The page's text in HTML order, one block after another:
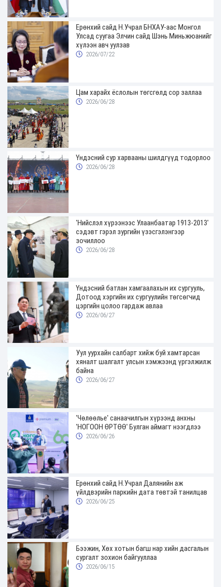
Ерөнхий сайд Н.Учрал БНХАУ-аас Монгол
Улсад суугаа Элчин сайд Шэнь Миньжюанийг
хүлээн авч уулзав
2026/07/22
Цам харайх ёслолын төгсгөлд сор заллаа
2026/06/28
Үндэсний сур харвааны шилдгүүд тодорлоо
2026/06/28
'Нийслэл хүрээнээс Улаанбаатар 1913-2013'
сэдэвт гэрэл зургийн үзэсгэлэнгээр
зочиллоо
2026/06/28
Үндэсний батлан хамгаалахын их сургууль,
Дотоод хэргийн их сургуулийн төгсөгчид
цэргийн цолоо гардаж авлаа
2026/06/27
Уул уурхайн салбарт хийж буй хамтарсан
хяналт шалгалт улсын хэмжээнд үргэлжилж
байна
2026/06/27
'Чөлөөлье' санаачилгын хүрээнд анхны
'НОГООН ӨРТӨӨ' Булган аймагт нээгдлээ
2026/06/26
Ерөнхий сайд Н.Учрал Далянийн аж
үйлдвэрийн паркийн дата төвтэй танилцав
2026/06/25
Бээжин, Хөх хотын багш нар хийн дасгалын
сургалт зохион байгууллаа
2026/06/15